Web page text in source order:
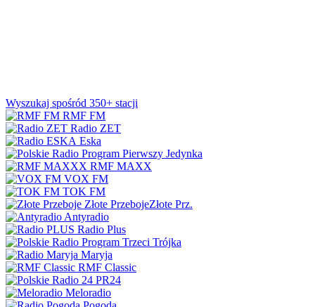
Wyszukaj spośród 350+ stacji
RMF FM
Radio ZET
Eska
Jedynka
RMF MAXX
VOX FM
TOK FM
Złote PrzebojeZłote Prz.
Antyradio
Radio Plus
Trójka
Maryja
RMF Classic
PR24
Meloradio